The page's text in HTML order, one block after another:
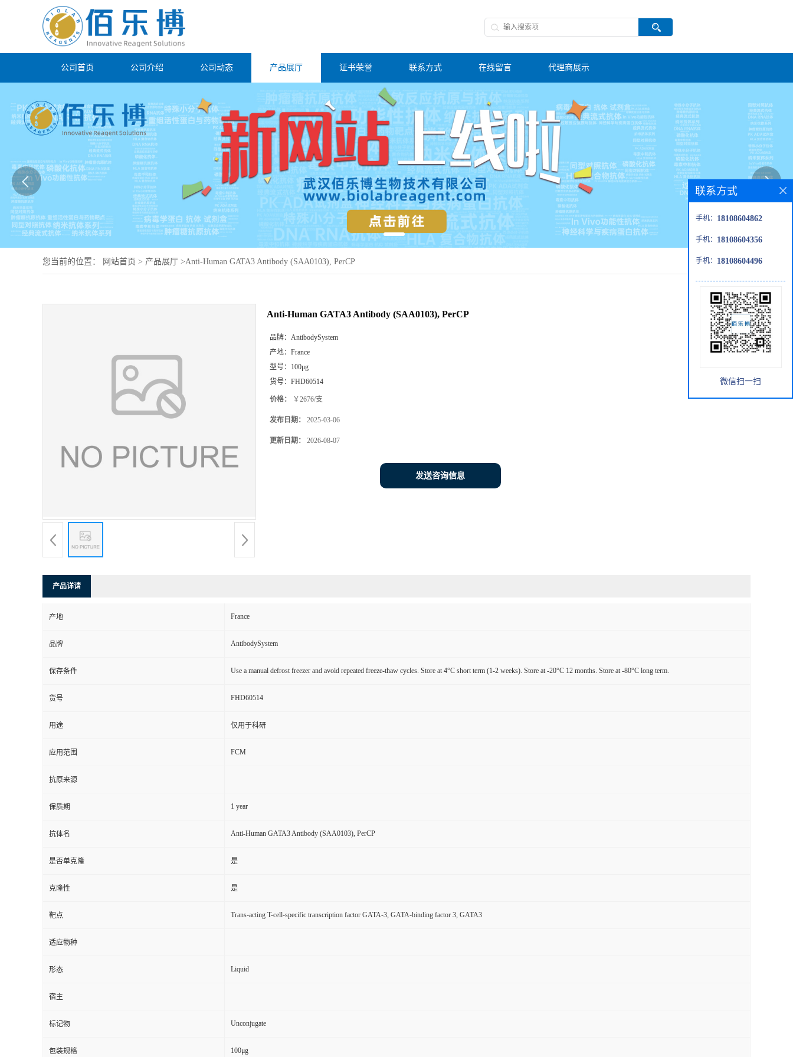
公司首页 公司介绍 公司动态 产品展厅 证书荣誉 联系方式 在线留言 代理商展示
您当前的位置： 网站首页 > 产品展厅 >Anti-Human GATA3 Antibody (SAA0103), PerCP
Anti-Human GATA3 Antibody (SAA0103), PerCP
品牌： AntibodySystem
产地： France
型号： 100μg
货号： FHD60514
价格： ￥2676/支
发布日期： 2025-03-06
更新日期： 2026-08-07
发送咨询信息
产品详请
产地 France
品牌 AntibodySystem
保存条件 Use a manual defrost freezer and avoid repeated freeze-thaw cycles. Store at 4°C short term (1-2 weeks). Store at -20°C 12 months. Store at -80°C long term.
货号 FHD60514
用途 仅用于科研
应用范围 FCM
抗原来源
保质期 1 year
抗体名 Anti-Human GATA3 Antibody (SAA0103), PerCP
是否单克隆 是
克隆性 是
靶点 Trans-acting T-cell-specific transcription factor GATA-3, GATA-binding factor 3, GATA3
适应物种
形态 Liquid
宿主
标记物 Unconjugate
包装规格 100μg
联系方式
手机： 18108604862
手机： 18108604356
手机： 18108604496
微信扫一扫